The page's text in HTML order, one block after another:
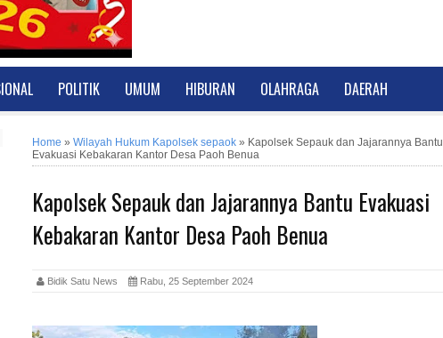
POLITIK UMUM HIBURAN OLAHRAGA DAERAH
Home » Wilayah Hukum Kapolsek sepaok » Kapolsek Sepauk dan Jajarannya Bantu
Evakuasi Kebakaran Kantor Desa Paoh Benua
Kapolsek Sepauk dan Jajarannya Bantu Evakuasi
Kebakaran Kantor Desa Paoh Benua
Bidik Satu News Rabu, 25 September 2024